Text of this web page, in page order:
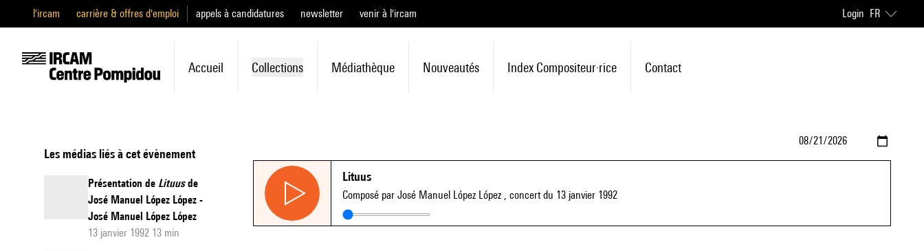
l'ircam carrière & offres d'emploi appels à candidatures newsletter venir à l'ircam Login FR
Accueil Collections Médiathèque Nouveautés Index Compositeur·rice Contact
Les médias liés à cet évènement
Présentation de Lituusde
José Manuel López López -
José Manuel López López
13 janvier 1992 13 min
Lituus
Composé par José Manuel López López , concert du 13 janvier 1992